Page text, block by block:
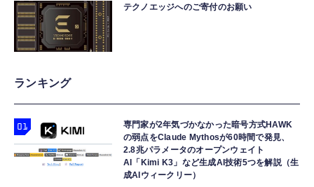
テクノエッジへのご寄付のお願い
ランキング
専門家が2年気づかなかった暗号方式HAWK
の弱点をClaude Mythosが60時間で発見、
2.8兆パラメータのオープンウェイト
AI「Kimi K3」など生成AI技術5つを解説（生
成AIウィークリー）